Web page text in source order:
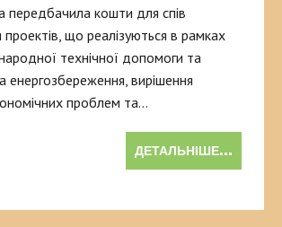
передбачила кошти для спів
проектів, що реалізуються в рамках
технічної допомоги та
енергозбереження, вирішення
проблем та…
ДЕТАЛЬНІШЕ...